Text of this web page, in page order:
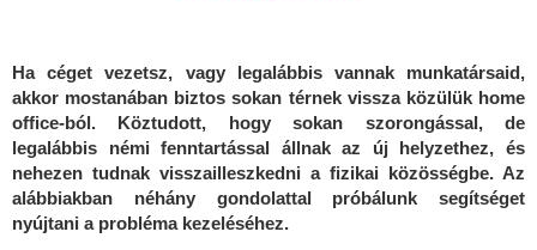
Ha céget vezetsz, vagy legalábbis vannak munkatársaid,
akkor mostanában biztos sokan térnek vissza közülük home
office-ból. Köztudott, hogy sokan szorongással, de
legalábbis némi fenntartással állnak az új helyzethez, és
nehezen tudnak visszailleszkedni a fizikai közösségbe. Az
alábbiakban néhány gondolattal próbálunk segítséget
nyújtani a probléma kezeléséhez.